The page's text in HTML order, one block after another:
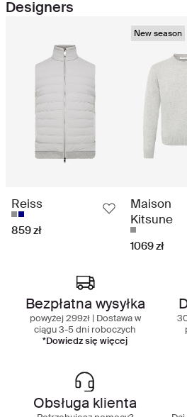
Designers
Reiss
859 zł
New season
Maison
Kitsune
1069 zł
Bezpłatna wysyłka
powyżej 299zł | Dostawa w
ciągu 3-5 dni roboczych
*Dowiedz się więcej
Obsługa klienta